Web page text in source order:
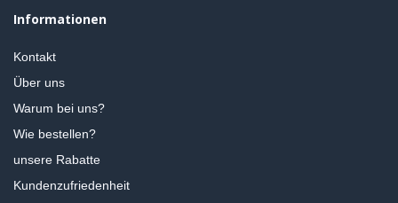
Informationen
Kontakt
Über uns
Warum bei uns?
Wie bestellen?
unsere Rabatte
Kundenzufriedenheit